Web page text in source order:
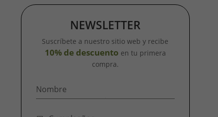
NEWSLETTER
Suscríbete a nuestro sitio web y recibe
10% de descuento en tu primera
compra.